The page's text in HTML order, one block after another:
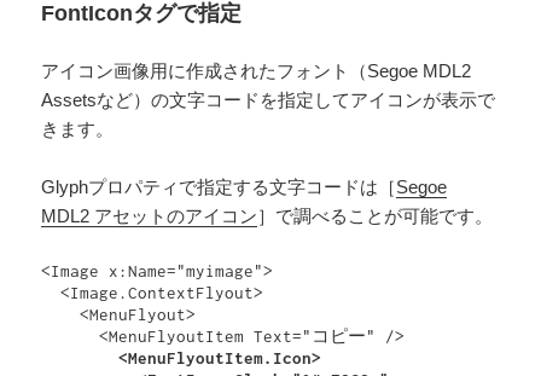
FontIconタグで指定
アイコン画像用に作成されたフォント（Segoe MDL2
Assetsなど）の文字コードを指定してアイコンが表示で
きます。
Glyphプロパティで指定する文字コードは［Segoe
MDL2 アセットのアイコン］で調べることが可能です。
<Image x:Name="myimage">
  <Image.ContextFlyout>
    <MenuFlyout>
        <MenuFlyoutItem.Icon>